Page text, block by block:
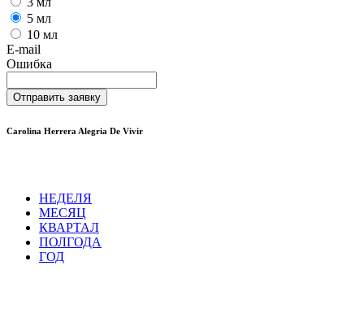
5 мл
10 мл
E-mail
Ошибка
Отправить заявку
Carolina Herrera Alegria De Vivir
НЕДЕЛЯ
МЕСЯЦ
КВАРТАЛ
ПОЛГОДА
ГОД